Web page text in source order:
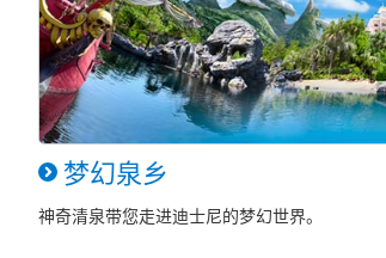
梦幻泉乡
神奇清泉带您走进迪士尼的梦幻世界。